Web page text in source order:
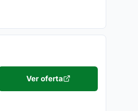
Ver oferta